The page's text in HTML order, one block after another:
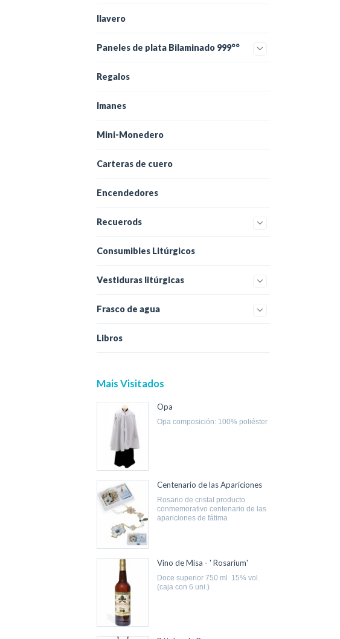
llavero
Paneles de plata Bilaminado 999°°
Regalos
Imanes
Mini-Monedero
Carteras de cuero
Encendedores
Recuerods
Consumibles Litúrgicos
Vestiduras litúrgicas
Frasco de agua
Libros
Mais Visitados
Opa
opa composición: 100% poliéster
Centenario de las Apariciones
rosario de cristal producto
conmemorativo centenario de las
apariciones de fátima
Vino de Misa - ' Rosarium'
doce superior 750 ml 15% vol.
(caja con 6 uni.)